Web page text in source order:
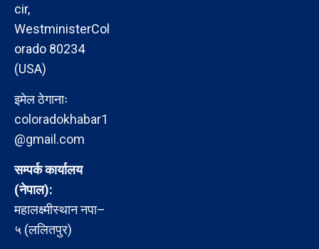
cir,
WestministerCol
orado 80234
(USA)
इमेल ठेगानाः
coloradokhabar1
@gmail.com
सम्पर्क कार्यालय
(नेपाल):
महालक्ष्मीस्थान नपा–
५ (ललितपुर)